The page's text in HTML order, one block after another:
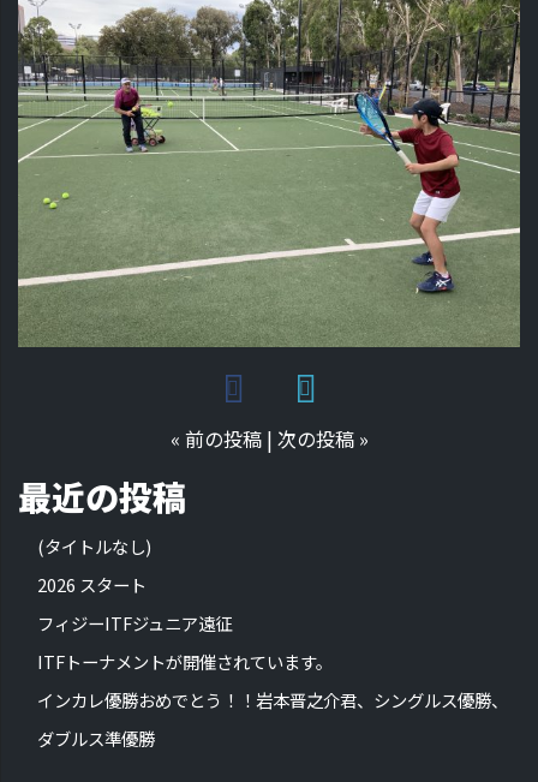
« 前の投稿| 次の投稿»
最近の投稿
(タイトルなし)
2026 スタート
フィジーITFジュニア遠征
ITFトーナメントが開催されています。
インカレ優勝おめでとう！！岩本晋之介君、シングルス優勝、
ダブルス準優勝